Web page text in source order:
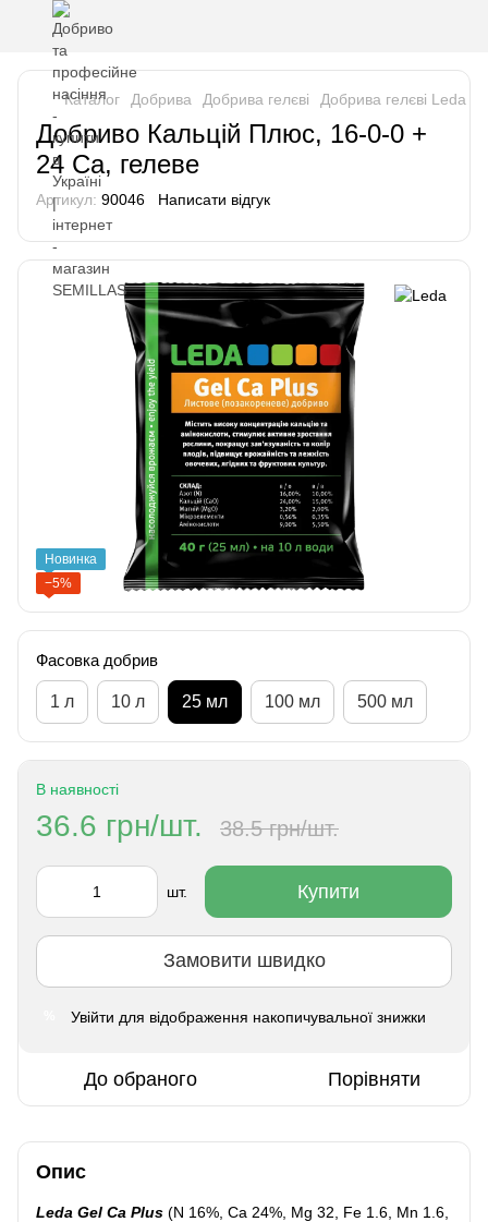
Каталог Добрива Добрива гелєві Добрива гелєві Leda
Добриво Кальцій Плюс, 16-0-0 +
24 Ca, гелеве
Артикул: 90046 Написати відгук
Новинка
−5%
Фасовка добрив
1 л 10 л 25 мл 100 мл 500 мл
В наявності
36.6 грн/шт. 38.5 грн/шт.
шт. Купити
Замовити швидко
Увійти для відображення накопичувальної знижки
До обраного Порівняти
Опис
Leda Gel Ca Plus (N 16%, Са 24%, Мg 32, Fе 1.6, Mn 1.6,